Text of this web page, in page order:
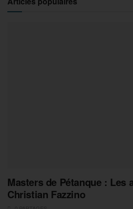
Masters de Pétanque : Les
Christian Fazzino